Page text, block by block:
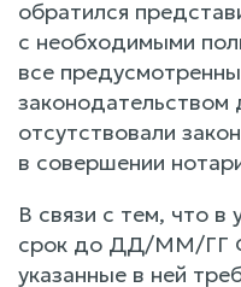
обратился
с необходимыми
все
законодательством
отсутствовали
в совершении
В связи с тем, что в
срок до ДД/ММ/ГГ
указанные в ней